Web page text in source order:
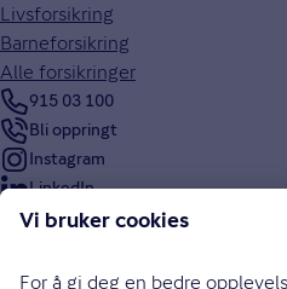
Livsforsikring
Barneforsikring
Alle forsikringer
915 03 100
Bli oppringt
Instagram
LinkedIn
Facebook
Endre cookieinnstillinger